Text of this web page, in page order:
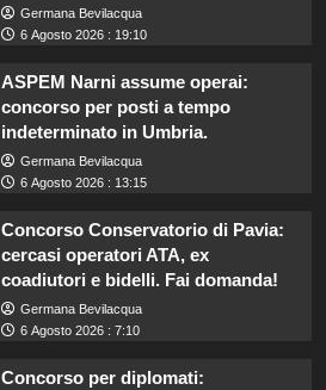
Germana Bevilacqua
6 Agosto 2026 : 19:10
ASPEM Narni assume operai:
concorso per posti a tempo
indeterminato in Umbria.
Germana Bevilacqua
6 Agosto 2026 : 13:15
Concorso Conservatorio di Pavia:
cercasi operatori ATA, ex
coadiutori e bidelli. Fai domanda!
Germana Bevilacqua
6 Agosto 2026 : 7:10
Concorso per diplomati: